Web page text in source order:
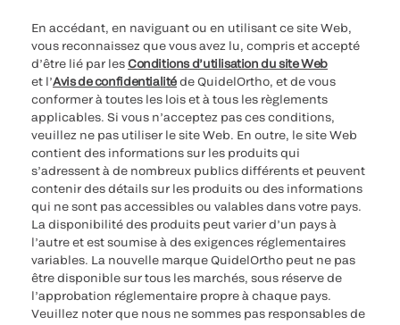
En accédant, en naviguant ou en utilisant ce site Web,
vous reconnaissez que vous avez lu, compris et accepté
d’être lié par lesConditions d’utilisation du site Web
et l’Avis de confidentialitéde QuidelOrtho, et de vous
conformer à toutes les lois et à tous les règlements
applicables. Si vous n’acceptez pas ces conditions,
veuillez ne pas utiliser le site Web. En outre, le site Web
contient des informations sur les produits qui
s’adressent à de nombreux publics différents et peuvent
contenir des détails sur les produits ou des informations
qui ne sont pas accessibles ou valables dans votre pays.
La disponibilité des produits peut varier d’un pays à
l’autre et est soumise à des exigences réglementaires
variables. La nouvelle marque QuidelOrtho peut ne pas
être disponible sur tous les marchés, sous réserve de
l’approbation réglementaire propre à chaque pays.
Veuillez noter que nous ne sommes pas responsables de